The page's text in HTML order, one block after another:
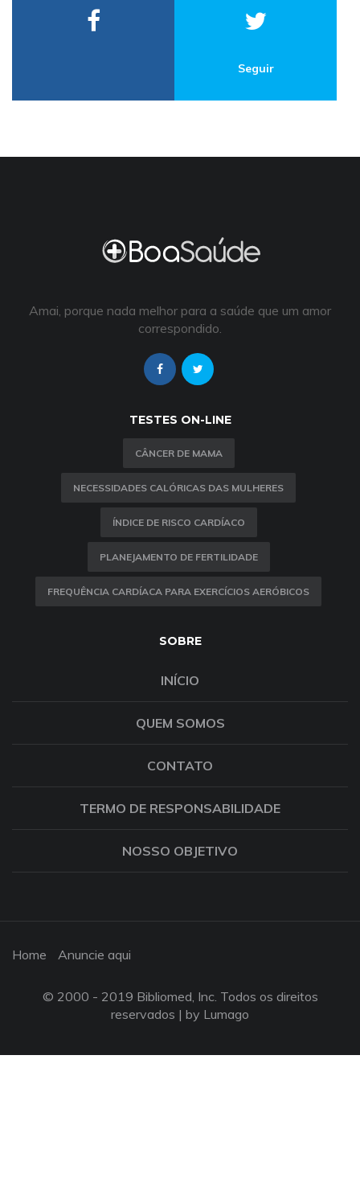
Seguir
Amai, porque nada melhor para a saúde que um amor
correspondido.
TESTES ON-LINE
CÂNCER DE MAMA
NECESSIDADES CALÓRICAS DAS MULHERES
ÍNDICE DE RISCO CARDÍACO
PLANEJAMENTO DE FERTILIDADE
FREQUÊNCIA CARDÍACA PARA EXERCÍCIOS AERÓBICOS
SOBRE
INÍCIO
QUEM SOMOS
CONTATO
TERMO DE RESPONSABILIDADE
NOSSO OBJETIVO
Home Anuncie aqui
© 2000 - 2019 Bibliomed, Inc. Todos os direitos
reservados | by Lumago